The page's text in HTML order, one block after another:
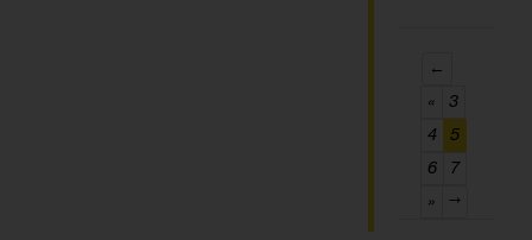
←
«
3
4 5(current)
6
7
»
→